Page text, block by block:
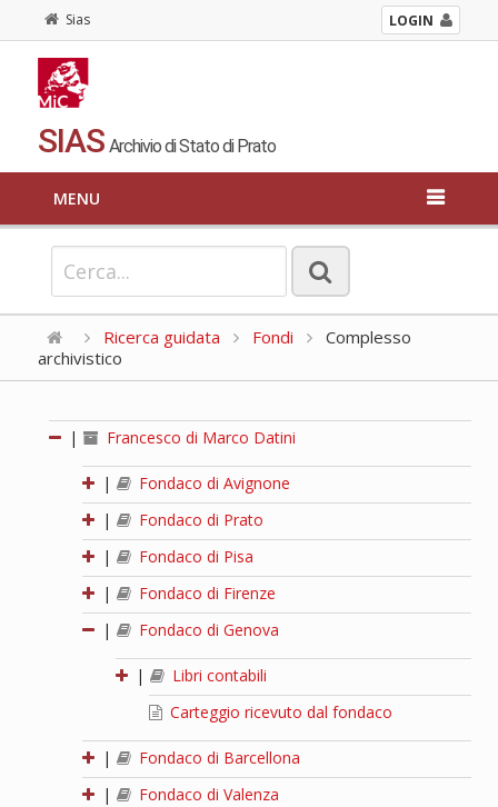
Sias LOGIN
SIAS Archivio di Stato di Prato
MENU
Ricerca guidata Fondi
Complesso
archivistico
| Francesco di Marco Datini
|
Fondaco di Avignone
|
Fondaco di Prato
|
Fondaco di Pisa
|
Fondaco di Firenze
|
Fondaco di Genova
|
Libri contabili
Carteggio ricevuto dal fondaco
|
Fondaco di Barcellona
|
Fondaco di Valenza